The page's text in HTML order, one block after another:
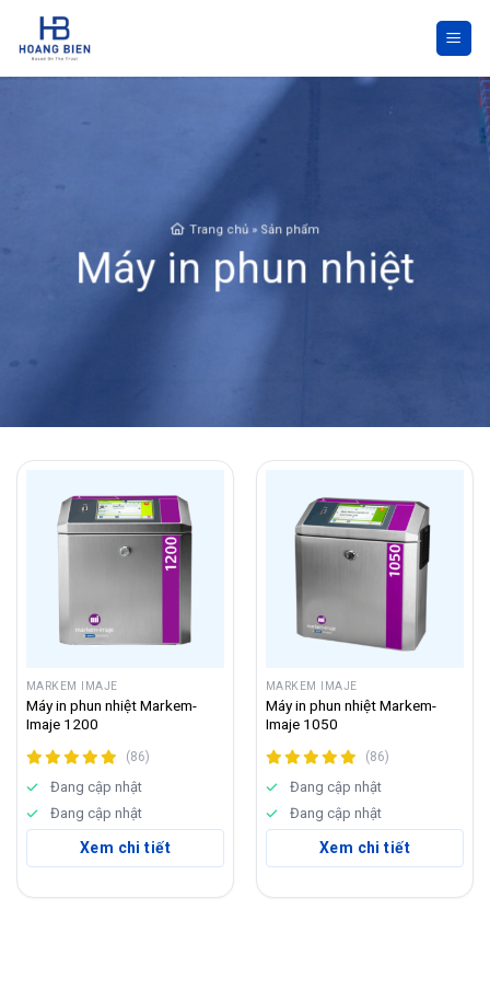
content
Trang chủ » Sản phẩm
Máy in phun nhiệt
MARKEM IMAJE
Máy in phun nhiệt Markem-
Imaje 1200
(86)
Đang cập nhật
Đang cập nhật
Xem chi tiết
MARKEM IMAJE
Máy in phun nhiệt Markem-
Imaje 1050
(86)
Đang cập nhật
Đang cập nhật
Xem chi tiết